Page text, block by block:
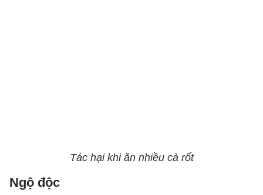
Tác hại khi ăn nhiều cà rốt
Ngộ độc